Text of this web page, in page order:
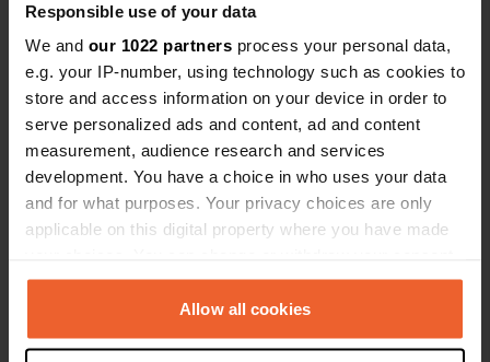
Responsible use of your data
We and our 1022 partners process your personal data,
e.g. your IP-number, using technology such as cookies to
store and access information on your device in order to
serve personalized ads and content, ad and content
measurement, audience research and services
development. You have a choice in who uses your data
and for what purposes. Your privacy choices are only
applicable on this digital property where you have made
any time from the Cookie Declaration or by clicking on
the Privacy trigger icon.Allow all cookies
Activiteiten tijdlijn
Alle Locaties Foto's Reviews
Een locatie beoordeeld —4 maanden geleden
eeuwenoude olijfbomen. Ruime plaatsen, ook
omdat achter de camperplaatsen een bosje is.
Leuke ontvangst in het familiehuis. Goede